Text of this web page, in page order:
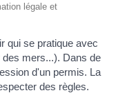
légale et
qui se pratique avec
des mers...). Dans de
d'un permis. La
des règles.